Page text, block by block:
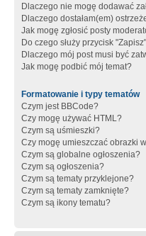
Dlaczego nie mogę dodawać
Dlaczego dostałam(em)
Jak mogę zgłosić posty
Do czego służy przycisk
Dlaczego mój post musi być
Jak mogę podbić mój temat?
Formatowanie i typy tematów
Czym jest BBCode?
Czy mogę używać HTML?
Czym są uśmieszki?
Czy mogę umieszczać obrazki
Czym są globalne ogłoszenia?
Czym są ogłoszenia?
Czym są tematy przyklejone?
Czym są tematy zamknięte?
Czym są ikony tematu?